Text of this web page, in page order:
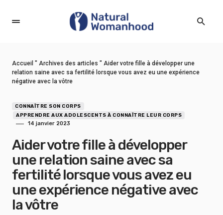
Accueil " Archives des articles " Aider votre fille à développer une
relation saine avec sa fertilité lorsque vous avez eu une expérience
négative avec la vôtre
CONNAÎTRE SON CORPS
APPRENDRE AUX ADOLESCENTS À CONNAÎTRE LEUR CORPS
14 janvier 2023
Aider votre fille à développer
une relation saine avec sa
fertilité lorsque vous avez eu
une expérience négative avec
la vôtre